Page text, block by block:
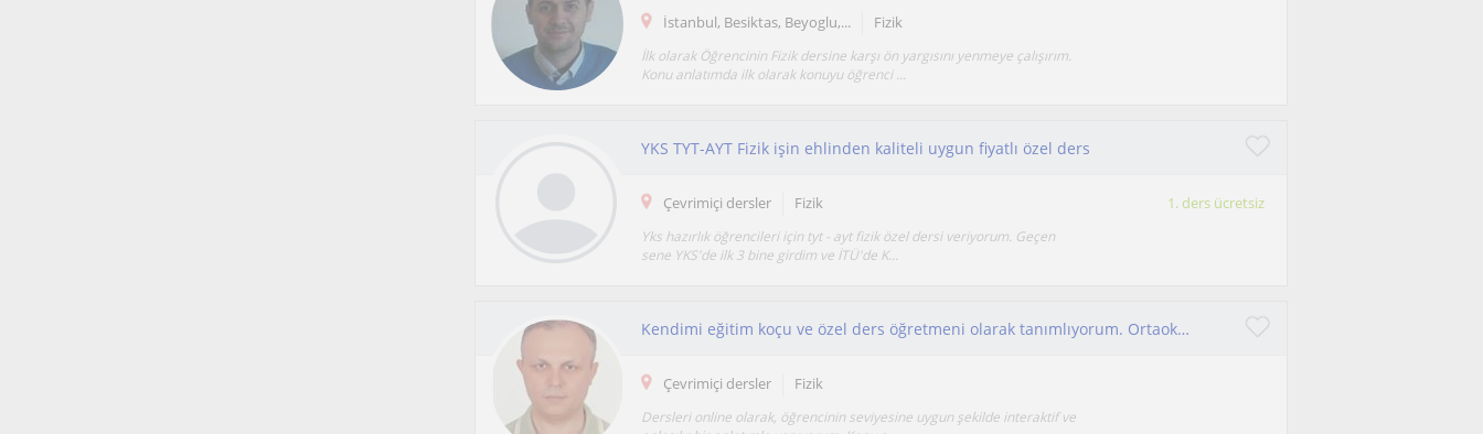
İstanbul, Besiktas, Beyoglu,... Fizik
İlk olarak Öğrencinin Fizik dersine karşı ön yargısını yenmeye çalışırım.
Konu anlatımda ilk olarak konuyu öğrenci ...
YKS TYT-AYT Fizik işin ehlinden kaliteli uygun fiyatlı özel ders
Çevrimiçi dersler Fizik 1. ders ücretsiz
Yks hazırlık öğrencileri için tyt - ayt fizik özel dersi veriyorum. Geçen
sene YKS'de ilk 3 bine girdim ve İTÜ'de K...
Kendimi eğitim koçu ve özel ders öğretmeni olarak tanımlıyorum. Ortaokul ve lise seviyesindeki öğrencilere özellikle fizik alanınd
Çevrimiçi dersler Fizik
Dersleri online olarak, öğrencinin seviyesine uygun şekilde interaktif ve